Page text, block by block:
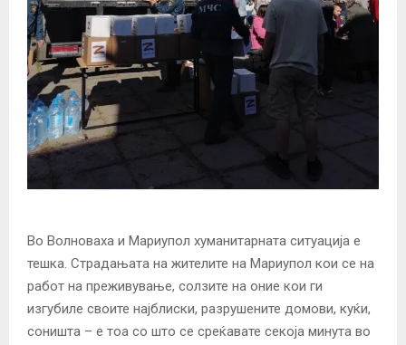
Во Волноваха и Мариупол хуманитарната ситуација е
тешка. Страдањата на жителите на Мариупол кои се на
работ на преживување, солзите на оние кои ги
изгубиле своите најблиски, разрушените домови, куќи,
соништа – е тоа со што се среќавате секоја минута во